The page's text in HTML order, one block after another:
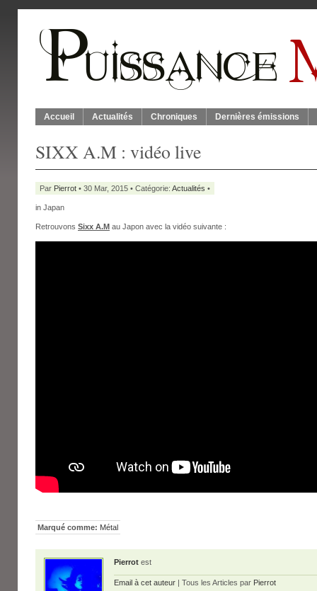
Accueil Actualités Chroniques Dernières émissions
SIXX A.M : vidéo live
Par Pierrot • 30 Mar, 2015 • Catégorie: Actualités •
in Japan
Retrouvons Sixx A.M au Japon avec la vidéo suivante :
Marqué comme: Métal
Pierrot est
Email à cet auteur | Tous les Articles par Pierrot